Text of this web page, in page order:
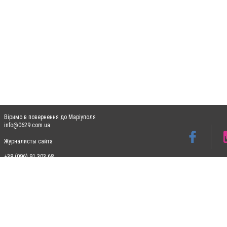
Віримо в повернення до Маріуполя
info@0629.com.ua
Журналисты сайта
+38 (096) 91 303 68